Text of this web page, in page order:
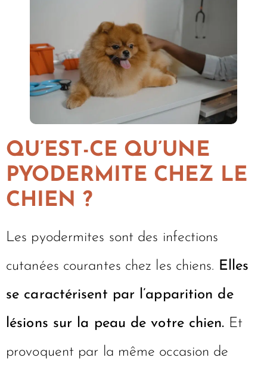
QU’EST-CE QU’UNE
PYODERMITE CHEZ LE
CHIEN ?
Les pyodermites sont des infections
cutanées courantes chez les chiens. Elles
se caractérisent par l’apparition de
lésions sur la peau de votre chien. Et
provoquent par la même occasion de